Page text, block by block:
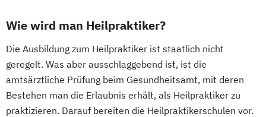
Wie wird man Heilpraktiker?
Die Ausbildung zum Heilpraktiker ist staatlich nicht
geregelt. Was aber ausschlaggebend ist, ist die
amtsärztliche Prüfung beim Gesundheitsamt, mit deren
Bestehen man die Erlaubnis erhält, als Heilpraktiker zu
praktizieren. Darauf bereiten die Heilpraktikerschulen vor.